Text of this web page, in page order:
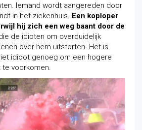
Iemand wordt aangereden door
in het ziekenhuis. Een koploper
hij zich een weg baant door de
de idioten om overduidelijk
over hem uitstorten. Het is
idioot genoeg om een hogere
voorkomen.